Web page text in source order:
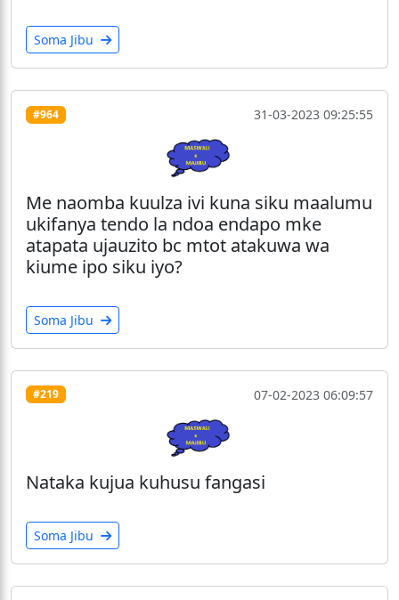
Soma Jibu
#964 31-03-2023 09:25:55
Me naomba kuulza ivi kuna siku maalumu
ukifanya tendo la ndoa endapo mke
atapata ujauzito bc mtot atakuwa wa
kiume ipo siku iyo?
Soma Jibu
#219 07-02-2023 06:09:57
Nataka kujua kuhusu fangasi
Soma Jibu